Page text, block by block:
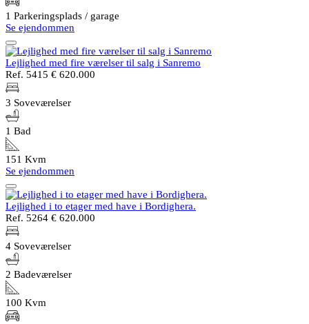
1 Parkeringsplads / garage
Se ejendommen
Lejlighed med fire værelser til salg i Sanremo
Ref. 5415 € 620.000
3 Soveværelser
1 Bad
151 Kvm
Se ejendommen
Lejlighed i to etager med have i Bordighera.
Ref. 5264 € 620.000
4 Soveværelser
2 Badeværelser
100 Kvm